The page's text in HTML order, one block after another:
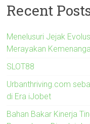
Recent
Menelusuri Jejak
Merayakan
SLOT88
Urbanthriving.com
di Era iJobet
Bahan Bakar Kinerja